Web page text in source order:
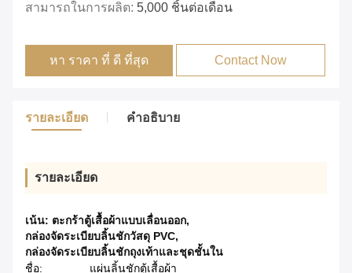
สามารถในการผลิต: 5,000 ชิ้นต่อเดือน
หา ราคา ที่ ดี ที่สุด Contact Now
รายละเอียด คําอธิบาย
รายละเอียด
เน้น: ตะกร้าตู้เสื้อผ้าแบบเลื่อนออก,
กล่องจัดระเบียบลิ้นชักวัสดุ PVC,
กล่องจัดระเบียบลิ้นชักถุงเท้าและชุดชั้นใน
ชื่อ:
แผ่นลิ้นชักตู้เสื้อผ้า